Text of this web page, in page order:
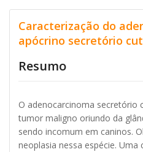
Caracterização do
apócrino secretório
Resumo
O adenocarcinoma secretório
tumor maligno oriundo da
sendo incomum em caninos.
neoplasia nessa espécie. Uma